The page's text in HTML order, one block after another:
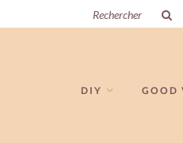
DIY GOOD